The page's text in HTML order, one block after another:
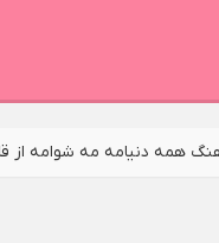
همه دنیامه مه شوامه از